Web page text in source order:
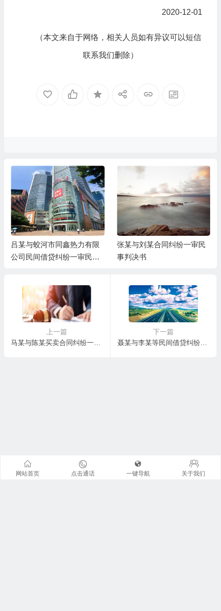
2020-12-01
（本文来自于网络，相关人员如有异议可以短信
联系我们删除）
吕某与蛟河市同鑫热力有限
公司民间借贷纠纷一审民事
张某与刘某合同纠纷一审民
事判决书
上一篇
马某与陈某买卖合同纠纷一审民事判决书
下一篇
聂某与李某等民间借贷纠纷二审民事判决书
网站首页 点击通话 一键导航 关于我们